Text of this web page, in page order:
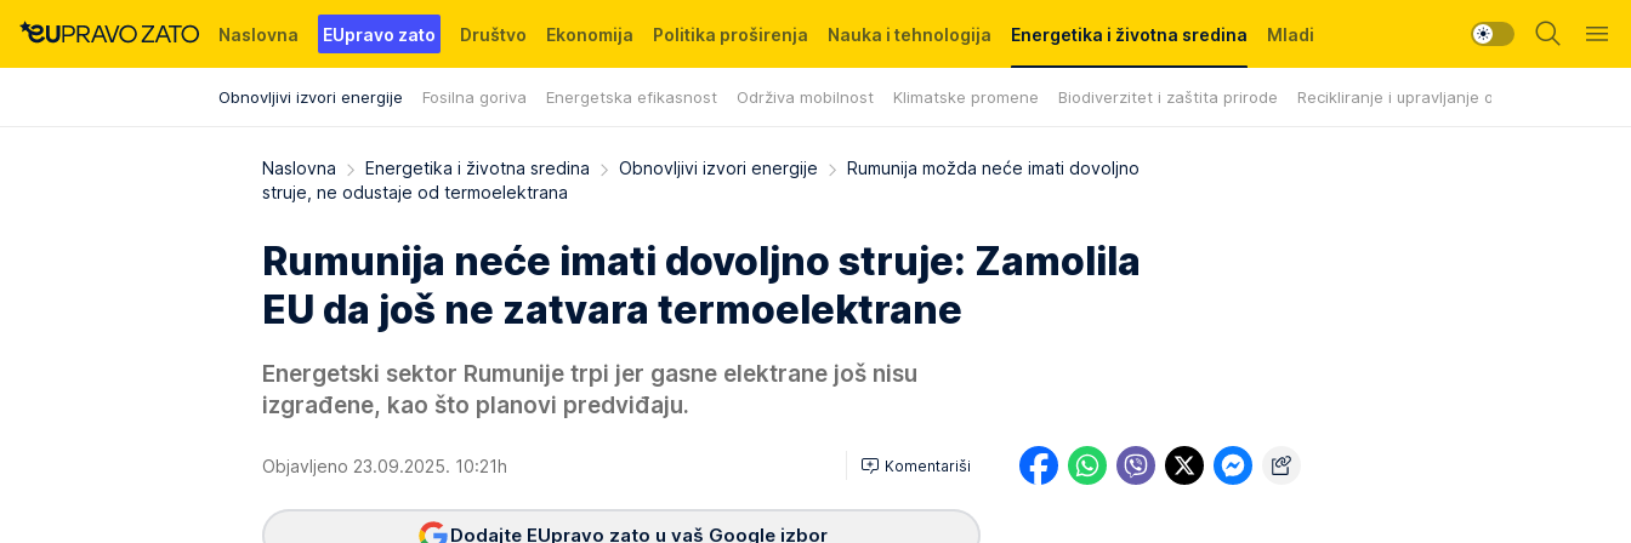
Naslovna EUpravo zato Društvo Ekonomija Politika proširenja Nauka i tehnologija Energetika i životna sredina
Obnovljivi izvori energije Fosilna goriva Energetska efikasnost Održiva mobilnost Klimatske promene Biodiverzitet i zaštita prirode Recikliranje i upravljanje otpadom
Mladi
Događaji News WMG fondacija
Naslovna Energetika i životna sredina Obnovljivi izvori energije
Rumunija možda neće imati dovoljno
struje, ne odustaje od termoelektrana
Rumunija neće imati dovoljno struje: Zamolila
EU da još ne zatvara termoelektrane
Energetski sektor Rumunije trpi jer gasne elektrane još nisu
izgrađene, kao što planovi predviđaju.
Objavljeno 23.09.2025. 10:21h Komentariši
Dodajte EUpravo zato u vaš Google izbor